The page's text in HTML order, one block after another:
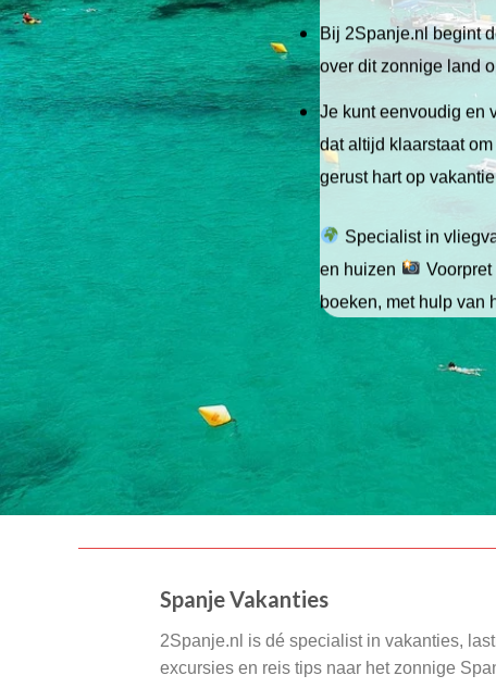
Bij 2Spanje.nl begint
over dit zonnige land
Je kunt eenvoudig en
dat altijd klaarstaat
gerust hart op
Specialist in
en huizen
boeken, met hulp van
Spanje Vakanties
2Spanje.nl is dé specialist in vakanties,
excursies en reis tips naar het zonnige